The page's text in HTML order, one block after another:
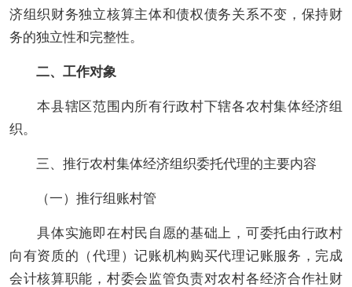
济组织财务独立核算主体和债权债务关系不变，保持财
务的独立性和完整性。
二、工作对象
本县辖区范围内所有行政村下辖各农村集体经济组
织。
三、推行农村集体经济组织委托代理的主要内容
（一）推行组账村管
具体实施即在村民自愿的基础上，可委托由行政村
向有资质的（代理）记账机构购买代理记账服务，完成
会计核算职能，村委会监管负责对农村各经济合作社财